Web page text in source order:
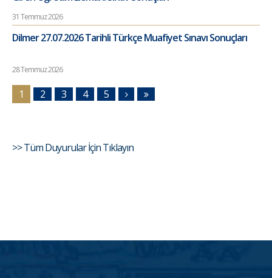
31 Temmuz 2026
Dilmer 27.07.2026 Tarihli Türkçe Muafiyet Sınavı Sonuçları
28 Temmuz 2026
1 2 3 4 5
>> Tüm Duyurular İçin Tıklayın